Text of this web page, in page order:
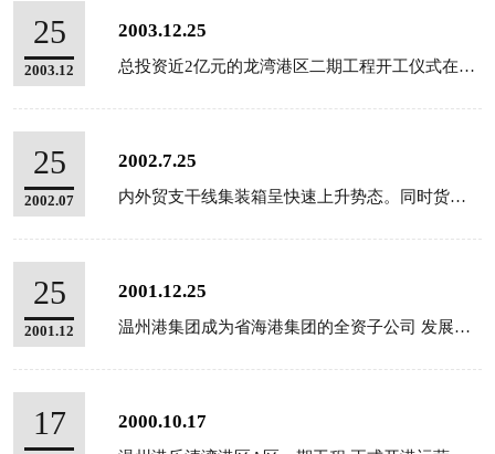
25
2003.12
2003.12.25
总投资近2亿元的龙湾港区二期工程开工仪式在龙湾万吨码头隆重举行。该工程是我市。实施方案的重要步骤。温...
25
2002.07
2002.7.25
内外贸支干线集装箱呈快速上升势态。同时货物吞吐量突破了1300万吨。有史以来首次跨入千万吨港行列。
25
2001.12
2001.12.25
温州港集团成为省海港集团的全资子公司 发展迈入新阶段。
17 2000.10.17